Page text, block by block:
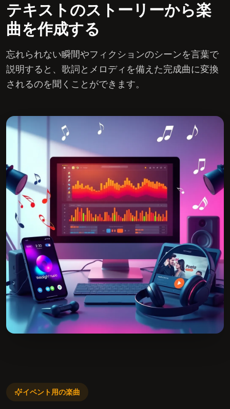
テキストのストーリーから楽
曲を作成する
忘れられない瞬間やフィクションのシーンを言葉で
説明すると、歌詞とメロディを備えた完成曲に変換
されるのを聞くことができます。
イベント用の楽曲